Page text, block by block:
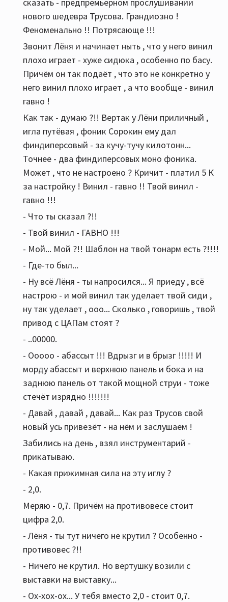
нового шедевра Трусова. Грандиозно !
Феноменально !! Потрясающе !!!
Звонит Лёня и начинает ныть , что у него винил
плохо играет - хуже сидюка , особенно по басу.
Причём он так подаёт , что это не конкретно у
него винил плохо играет , а что вообще - винил
гавно !
Как так - думаю ?!! Вертак у Лёни приличный ,
игла путёвая , фоник Сорокин ему дал
финдиперсовый - за кучу-тучу килотонн...
Точнее - два финдиперсовых моно фоника.
Может , что не настроено ? Кричит - платил 5 К
за настройку ! Винил - гавно !! Твой винил -
гавно !!!
- Что ты сказал ?!!
- Твой винил - ГАВНО !!!
- Мой... Мой ?!! Шаблон на твой тонарм есть ?!!!!
- Где-то был...
- Ну всё Лёня - ты напросился... Я приеду , всё
настрою - и мой винил так уделает твой сиди ,
ну так уделает , ооо... Сколько , говоришь , твой
привод с ЦАПам стоят ?
- ..00000.
- Ооооо - абассыт !!! Вдрызг и в брызг !!!!! И
морду абассыт и верхнюю панель и бока и на
заднюю панель от такой мощной струи - тоже
стечёт изрядно !!!!!!!
- Давай , давай , давай... Как раз Трусов свой
новый усь привезёт - на нём и заслушаем !
Забились на день , взял инструментарий -
прикатываю.
- Какая прижимная сила на эту иглу ?
- 2,0.
Меряю - 0,7. Причём на противовесе стоит
цифра 2,0.
- Лёня - ты тут ничего не крутил ? Особенно -
противовес ?!!
- Ничего не крутил. Но вертушку возили с
выставки на выставку...
- Ох-хох-ох... У тебя вместо 2,0 - стоит 0,7.